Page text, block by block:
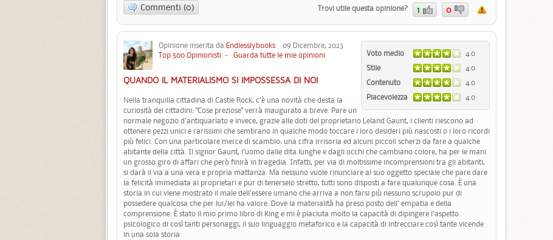
Commenti (0) Trovi utile questa opinione? 1 0
Voto medio
4.0
Stile
4.0
Contenuto
4.0
Piacevolezza
4.0
Opinione inserita da Endlesslybooks 09 Dicembre, 2023
Top 500 Opinionisti - Guarda tutte le mie opinioni
QUANDO IL MATERIALISMO SI IMPOSSESSA DI NOI
Nella tranquilla cittadina di Castle Rock, c'è una novità che desta la
curiosità dei cittadini: "Cose preziose" verrà inaugurato a breve. Pare un
normale negozio d'antiquariato e invece, grazie alle doti del proprietario Leland Gaunt, i clienti riescono ad
ottenere pezzi unici e rarissimi che sembrano in qualche modo toccare i loro desideri più nascosti o i loro ricordi
più felici. Con una particolare merce di scambio: una cifra irrisoria ed alcuni piccoli scherzi da fare a qualche
abitante della città. Il signor Gaunt, l'uomo dalle dita lunghe e dagli occhi che cambiano colore, ha per le mani
un grosso giro di affari che però finirà in tragedia. Infatti, per via di moltissime incomprensioni tra gli abitanti,
si darà il via a una vera e propria mattanza. Ma nessuno vuole rinunciare al suo oggetto speciale che pare dare
la felicità immediata ai proprietari e pur di tenerselo stretto, tutti sono disposti a fare qualunque cosa. È una
storia in cui viene mostrato il male dell'essere umano che arriva a non farsi più nessuno scrupolo pur di
possedere qualcosa che per lui/lei ha valore. Dove la materialità ha preso posto dell' empatia e della
comprensione. È stato il mio primo libro di King e mi è piaciuta molto la capacità di dipingere l'aspetto
psicologico di così tanti personaggi, il suo linguaggio metaforico e la capacità di intrecciare così tante vicende
in una sola storia